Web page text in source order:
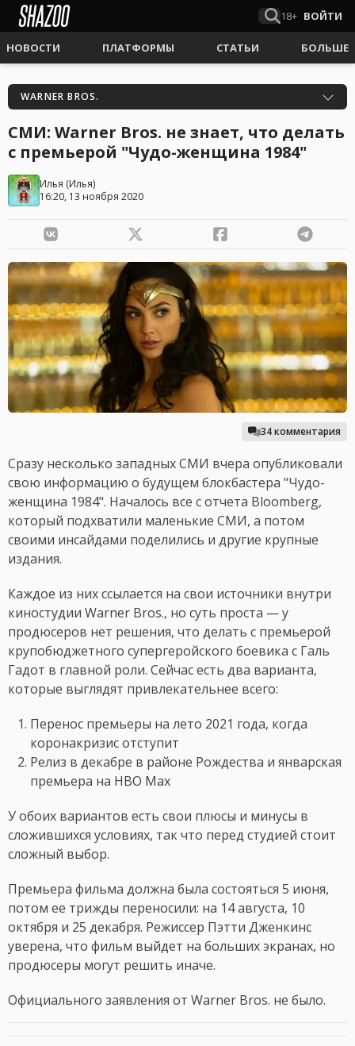
18+ ВОЙТИ
НОВОСТИ ПЛАТФОРМЫ СТАТЬИ БОЛЬШЕ
WARNER BROS.
СМИ: Warner Bros. не знает, что делать
с премьерой "Чудо-женщина 1984"
Илья (Илья)
16:20, 13 ноября 2020
34 комментария
Сразу несколько западных СМИ вчера опубликовали
свою информацию о будущем блокбастера "Чудо-
женщина 1984". Началось все с отчета Bloomberg,
который подхватили маленькие СМИ, а потом
своими инсайдами поделились и другие крупные
издания.
Каждое из них ссылается на свои источники внутри
киностудии Warner Bros., но суть проста — у
продюсеров нет решения, что делать с премьерой
крупобюджетного супергеройского боевика с Галь
Гадот в главной роли. Сейчас есть два варианта,
которые выглядят привлекательнее всего:
Перенос премьеры на лето 2021 года, когда
коронакризис отступит
Релиз в декабре в районе Рождества и январская
премьера на HBO Max
У обоих вариантов есть свои плюсы и минусы в
сложившихся условиях, так что перед студией стоит
сложный выбор.
Премьера фильма должна была состояться 5 июня,
потом ее трижды переносили: на 14 августа, 10
октября и 25 декабря. Режиссер Пэтти Дженкинс
уверена, что фильм выйдет на больших экранах, но
продюсеры могут решить иначе.
Официального заявления от Warner Bros. не было.